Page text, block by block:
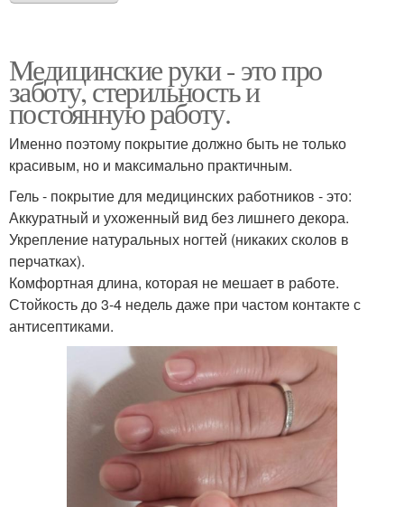
Медицинские руки - это про
заботу, стерильность и
постоянную работу.
Именно поэтому покрытие должно быть не только
красивым, но и максимально практичным.
Гель - покрытие для медицинских работников - это:
Аккуратный и ухоженный вид без лишнего декора.
Укрепление натуральных ногтей (никаких сколов в
перчатках).
Комфортная длина, которая не мешает в работе.
Стойкость до 3-4 недель даже при частом контакте с
антисептиками.